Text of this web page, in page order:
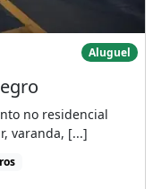
Aluguel
no residencial
varanda, [...]